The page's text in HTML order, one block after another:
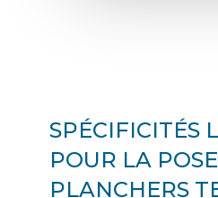
SPÉCIFICITÉS
POUR LA
PLANCHERS